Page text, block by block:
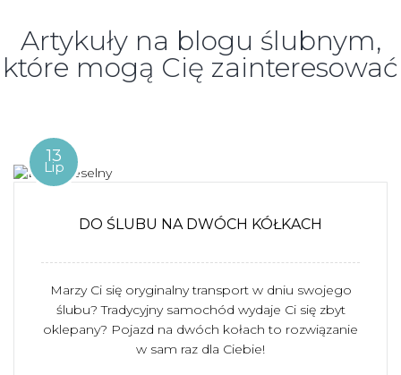
Artykuły na blogu ślubnym,
które mogą Cię zainteresować
13
Lip
DO ŚLUBU NA DWÓCH KÓŁKACH
Marzy Ci się oryginalny transport w dniu swojego
ślubu? Tradycyjny samochód wydaje Ci się zbyt
oklepany? Pojazd na dwóch kołach to rozwiązanie
w sam raz dla Ciebie!